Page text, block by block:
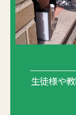
生徒様や